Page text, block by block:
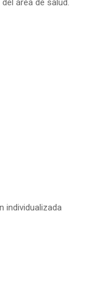
área de salud.
individualizada